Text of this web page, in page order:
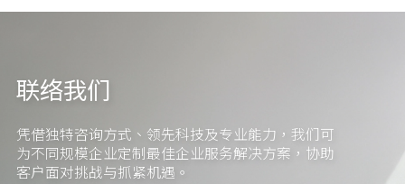
联络我们
凭借独特咨询方式、领先科技及专业能力，我们可
为不同规模企业定制最佳企业服务解决方案，协助
客户面对挑战与抓紧机遇。